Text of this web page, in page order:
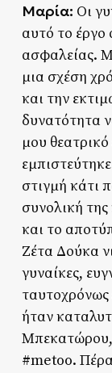
Μαρία: Οι
αυτό το έργο
ασφαλείας.
μια σχέση
και την
δυνατότητα
μου
στιγμή κάτι
συνολική
και το
Ζέτα Δούκα
γυναίκες,
ήταν
Μπεκατώρου,
#metoo. Πέρα